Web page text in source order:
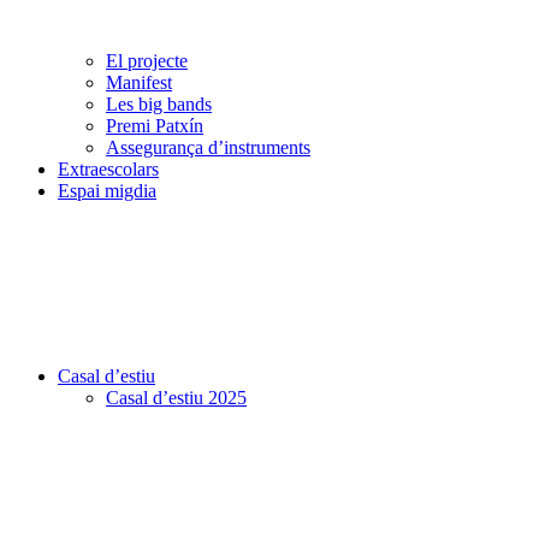
El projecte
Manifest
Les big bands
Premi Patxín
Assegurança d’instruments
Extraescolars
Espai migdia
Casal d’estiu
Casal d’estiu 2025